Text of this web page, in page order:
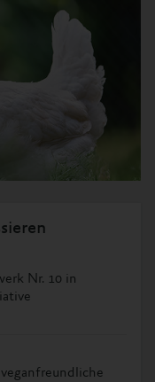
Nr. 10 in